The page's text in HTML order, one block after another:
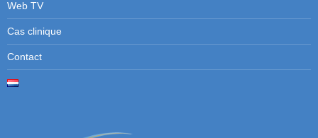
Web TV
Cas clinique
Contact